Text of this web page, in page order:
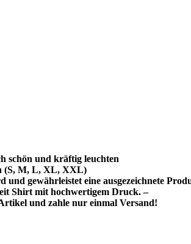
schön und kräftig leuchten
(S, M, L, XL, XXL)
gewährleistet eine ausgezeichnete
Shirt mit hochwertigem Druck. –
und zahle nur einmal Versand!